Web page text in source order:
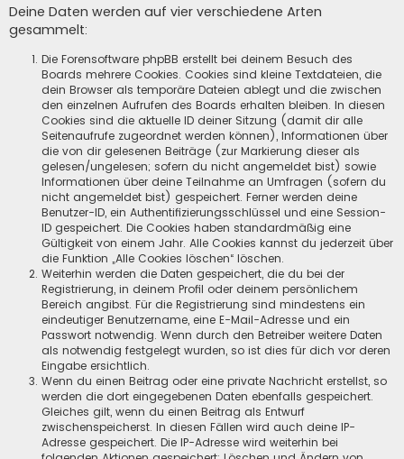
Deine Daten werden auf vier verschiedene Arten
gesammelt:
Die Forensoftware phpBB erstellt bei deinem Besuch des
Boards mehrere Cookies. Cookies sind kleine Textdateien, die
dein Browser als temporäre Dateien ablegt und die zwischen
den einzelnen Aufrufen des Boards erhalten bleiben. In diesen
Cookies sind die aktuelle ID deiner Sitzung (damit dir alle
Seitenaufrufe zugeordnet werden können), Informationen über
die von dir gelesenen Beiträge (zur Markierung dieser als
gelesen/ungelesen; sofern du nicht angemeldet bist) sowie
Informationen über deine Teilnahme an Umfragen (sofern du
nicht angemeldet bist) gespeichert. Ferner werden deine
Benutzer-ID, ein Authentifizierungsschlüssel und eine Session-
ID gespeichert. Die Cookies haben standardmäßig eine
Gültigkeit von einem Jahr. Alle Cookies kannst du jederzeit über
die Funktion „Alle Cookies löschen“ löschen.
Weiterhin werden die Daten gespeichert, die du bei der
Registrierung, in deinem Profil oder deinem persönlichem
Bereich angibst. Für die Registrierung sind mindestens ein
eindeutiger Benutzername, eine E-Mail-Adresse und ein
Passwort notwendig. Wenn durch den Betreiber weitere Daten
als notwendig festgelegt wurden, so ist dies für dich vor deren
Eingabe ersichtlich.
Wenn du einen Beitrag oder eine private Nachricht erstellst, so
werden die dort eingegebenen Daten ebenfalls gespeichert.
Gleiches gilt, wenn du einen Beitrag als Entwurf
zwischenspeicherst. In diesen Fällen wird auch deine IP-
Adresse gespeichert. Die IP-Adresse wird weiterhin bei